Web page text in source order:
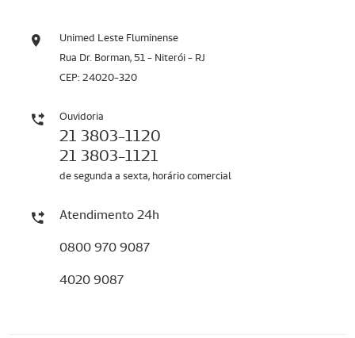
Unimed Leste Fluminense
Rua Dr. Borman, 51 - Niterói - RJ
CEP: 24020-320
Ouvidoria
21 3803-1120
21 3803-1121
de segunda a sexta, horário comercial
Atendimento 24h
0800 970 9087
4020 9087